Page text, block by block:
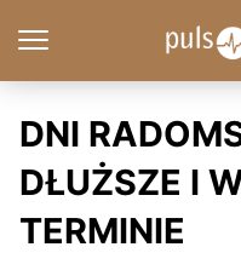
DNI
DŁUŻSZE I
TERMINIE